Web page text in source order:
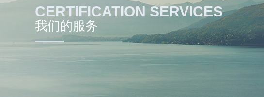
CERTIFICATION SERVICES
我们的服务